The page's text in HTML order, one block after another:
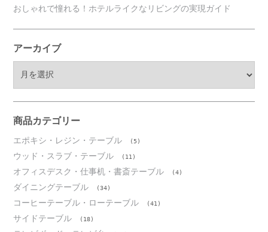
おしゃれで憧れる！ホテルライクなリビングの実現ガイド
アーカイブ
ブ
商品カテゴリー
エポキシ・レジン・テーブル (5)
ウッド・スラブ・テーブル (11)
オフィスデスク・仕事机・書斎テーブル (4)
ダイニングテーブル (34)
コーヒーテーブル・ローテーブル (41)
サイドテーブル (18)